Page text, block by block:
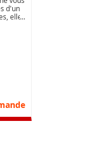
d'un
elles
!